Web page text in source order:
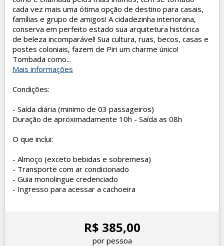
cada vez mais uma ótima opção de destino para casais,
famílias e grupo de amigos! A cidadezinha interiorana,
conserva em perfeito estado sua arquitetura histórica
de beleza incomparável! Sua cultura, ruas, becos, casas e
postes coloniais, fazem de Piri um charme único!
Tombada como...
Mais informações
Condições:
- Saída diária (minimo de 03 passageiros)
Duração de aproximadamente 10h - Saída as 08h
O que inclui:
- Almoço (exceto bebidas e sobremesa)
- Transporte com ar condicionado
- Guia monolingue credenciado
- Ingresso para acessar a cachoeira
R$ 385,00
por pessoa